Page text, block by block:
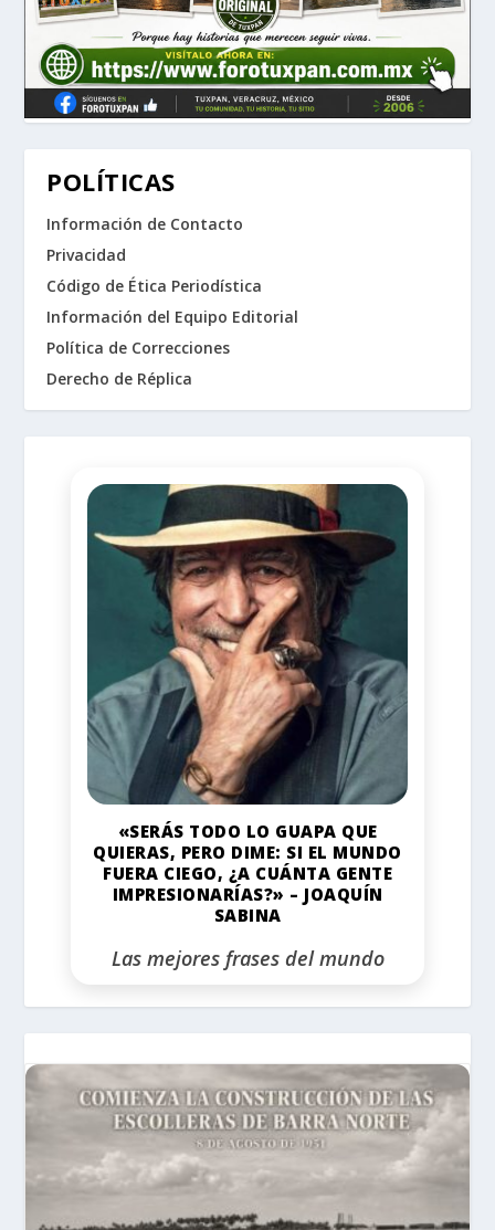
POLÍTICAS
Información de Contacto
Privacidad
Código de Ética Periodística
Información del Equipo Editorial
Política de Correcciones
Derecho de Réplica
«SERÁS TODO LO GUAPA QUE
QUIERAS, PERO DIME: SI EL MUNDO
FUERA CIEGO, ¿A CUÁNTA GENTE
IMPRESIONARÍAS?» – JOAQUÍN
SABINA
Las mejores frases del mundo